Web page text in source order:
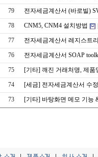
79 전자세금계산서 (바로빌)
78 CNM5, CNM4 설치방법
77 전자세금계산서 레지스트
76 전자세금계산서 SOAP
75 [기타] 깨진 거래처명, 제품
74 [세금] 전자세금계산서 수
73 [기타] 바탕화면 메모 기